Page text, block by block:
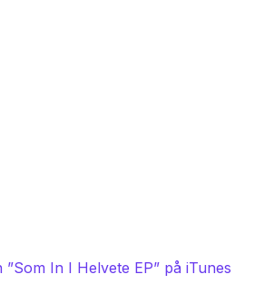
”Som In I Helvete EP” på iTunes